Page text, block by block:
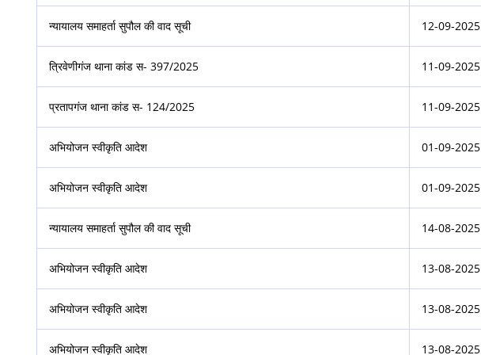
न्यायालय समाहर्ता सुपौल की वाद सूची 12-09-2025
त्रिवेणीगंज थाना कांड स- 397/2025 11-09-2025
प्रतापगंज थाना कांड स- 124/2025 11-09-2025
अभियोजन स्वीकृति आदेश 01-09-2025
अभियोजन स्वीकृति आदेश 01-09-2025
न्यायालय समाहर्ता सुपौल की वाद सूची 14-08-2025
अभियोजन स्वीकृति आदेश 13-08-2025
अभियोजन स्वीकृति आदेश 13-08-2025
अभियोजन स्वीकृति आदेश 13-08-2025